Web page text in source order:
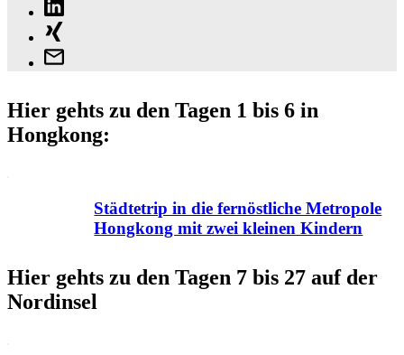
Hier gehts zu den Tagen 1 bis 6 in
Hongkong:
Städtetrip in die fernöstliche Metropole
Hongkong mit zwei kleinen Kindern
Hier gehts zu den Tagen 7 bis 27 auf der
Nordinsel